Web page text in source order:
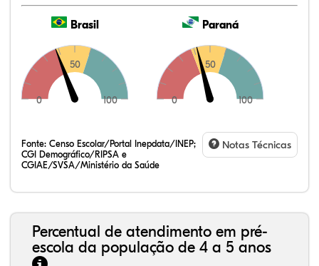
Brasil
0
50
100
Paraná
0
50
100
Fonte: Censo Escolar/Portal Inepdata/INEP;
CGI Demográfico/RIPSA e
CGIAE/SVSA/Ministério da Saúde
Notas Técnicas
Percentual de atendimento em pré-
escola da população de 4 a 5 anos